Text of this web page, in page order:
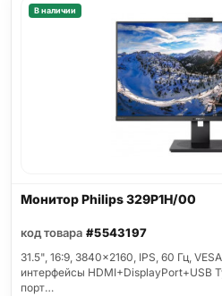
В наличии
Монитор Philips 329P1H/00
код товара #5543197
31.5", 16:9, 3840x2160, IPS, 60 Гц,
интерфейсы HDMI+DisplayPort+USB
порт…